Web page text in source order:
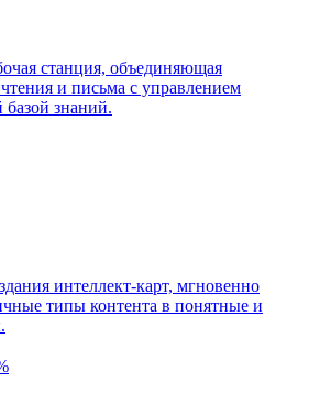
станция, объединяющая
и письма с управлением
базой знаний.
интеллект-карт, мгновенно
типы контента в понятные и